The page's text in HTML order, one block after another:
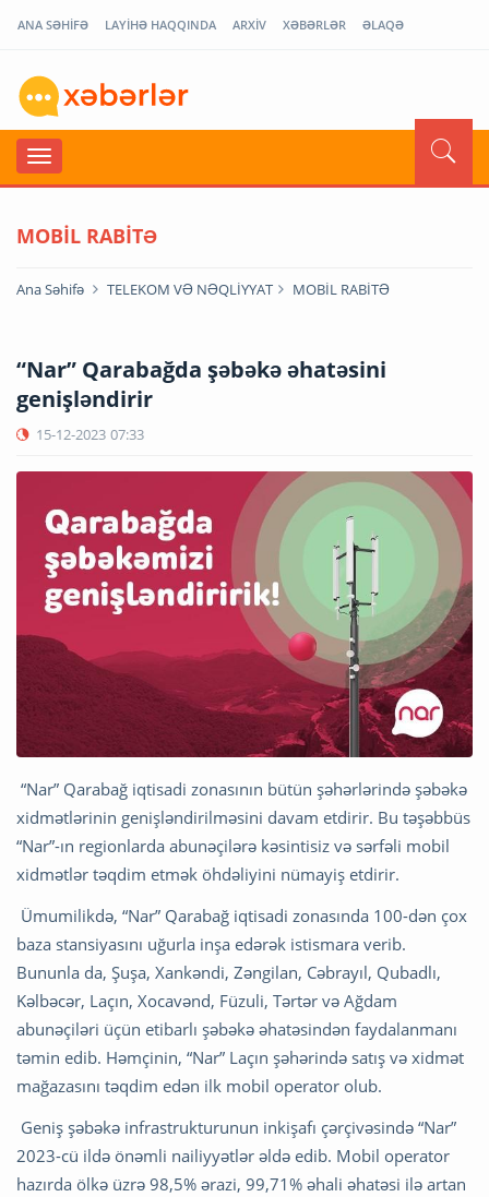
ANA SƏHİFƏ LAYİHƏ HAQQINDA ARXİV XƏBƏRLƏR ƏLAQƏ
MOBİL RABİTƏ
Ana Səhifə TELEKOM VƏ NƏQLİYYAT MOBİL RABİTƏ
“Nar” Qarabağda şəbəkə əhatəsini
genişləndirir
15-12-2023 07:33
“Nar” Qarabağ iqtisadi zonasının bütün şəhərlərində şəbəkə
xidmətlərinin genişləndirilməsini davam etdirir. Bu təşəbbüs
“Nar”-ın regionlarda abunəçilərə kəsintisiz və sərfəli mobil
xidmətlər təqdim etmək öhdəliyini nümayiş etdirir.
Ümumilikdə, “Nar” Qarabağ iqtisadi zonasında 100-dən çox
baza stansiyasını uğurla inşa edərək istismara verib.
Bununla da, Şuşa, Xankəndi, Zəngilan, Cəbrayıl, Qubadlı,
Kəlbəcər, Laçın, Xocavənd, Füzuli, Tərtər və Ağdam
abunəçiləri üçün etibarlı şəbəkə əhatəsindən faydalanmanı
təmin edib. Həmçinin, “Nar” Laçın şəhərində satış və xidmət
mağazasını təqdim edən ilk mobil operator olub.
Geniş şəbəkə infrastrukturunun inkişafı çərçivəsində “Nar”
2023-cü ildə önəmli nailiyyətlər əldə edib. Mobil operator
hazırda ölkə üzrə 98,5% ərazi, 99,71% əhali əhatəsi ilə artan